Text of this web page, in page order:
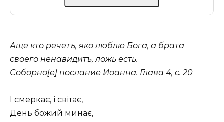
Аще кто речетъ, яко люблю Бога, а брата
своего ненавидитъ, ложь есть.
Соборно[е] послание Иоанна. Глава 4, с. 20
І смеркає, і світає,
День божий минає,